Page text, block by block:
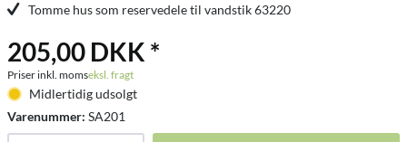
Tomme hus som reservedele til vandstik 63220
205,00 DKK *
Priser inkl. momseksl. fragt
Midlertidig udsolgt
Varenummer: SA201